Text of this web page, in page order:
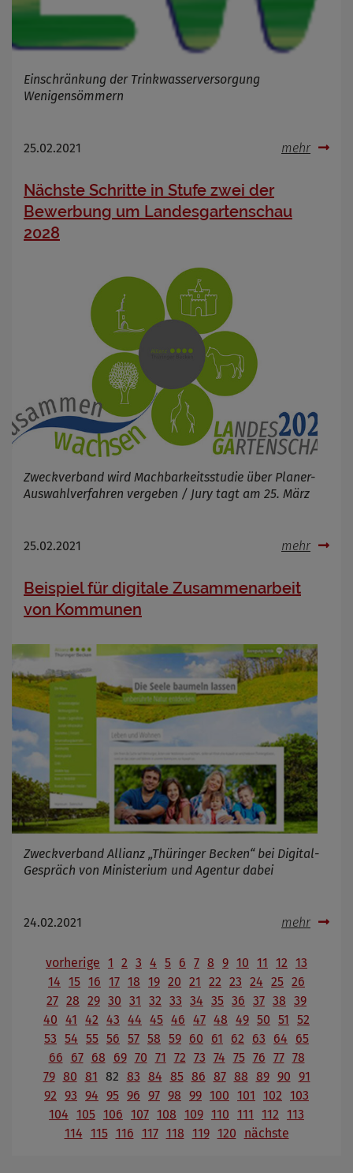
Einschränkung der Trinkwasserversorgung
Wenigensömmern
25.02.2021 mehr
Nächste Schritte in Stufe zwei der
Bewerbung um Landesgartenschau
2028
Zweckverband wird Machbarkeitsstudie über Planer-
Auswahlverfahren vergeben / Jury tagt am 25. März
25.02.2021 mehr
Beispiel für digitale Zusammenarbeit
von Kommunen
Zweckverband Allianz „Thüringer Becken“ bei Digital-
Gespräch von Ministerium und Agentur dabei
24.02.2021 mehr
vorherige 1 2 3 4 5 6 7 8 9 10 11 12 13
14 15 16 17 18 19 20 21 22 23 24 25 26
27 28 29 30 31 32 33 34 35 36 37 38 39
40 41 42 43 44 45 46 47 48 49 50 51
52
53 54 55 56 57 58 59 60 61 62 63 64
65
66
67 68 69 70 71 72 73 74 75 76 77 78
79 80 81 82 83 84 85 86 87 88 89 90 91
92 93 94 95 96 97 98 99 100 101 102 103
104 105 106 107 108 109 110 111 112 113
114 115 116 117 118 119 120 nächste